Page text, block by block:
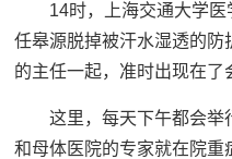
14时，上海交通大学
任皋源脱掉被汗水湿透的防
的主任一起，准时出现在了
这里，每天下午都会举
和母体医院的专家就在院重